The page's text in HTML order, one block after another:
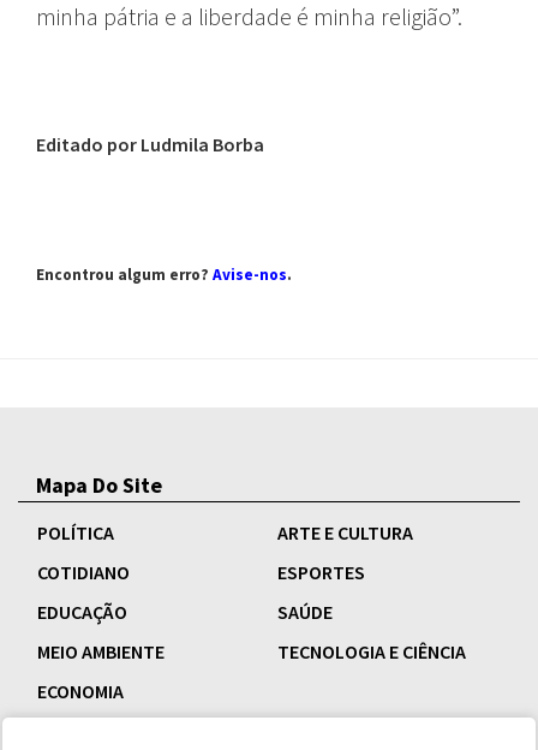
minha pátria e a liberdade é minha religião”.
Editado por Ludmila Borba
Encontrou algum erro? Avise-nos.
Mapa Do Site
POLÍTICA
ARTE E CULTURA
COTIDIANO
ESPORTES
EDUCAÇÃO
SAÚDE
MEIO AMBIENTE
TECNOLOGIA E CIÊNCIA
ECONOMIA